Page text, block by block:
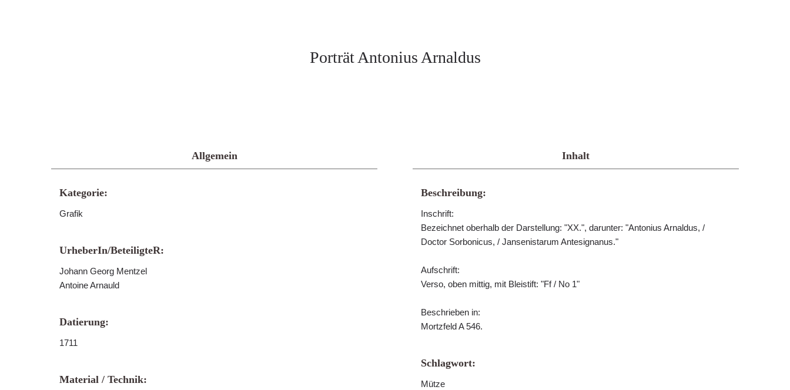
Porträt Antonius Arnaldus
Allgemein
Kategorie:
Grafik
UrheberIn/BeteiligteR:
Johann Georg Mentzel
Antoine Arnauld
Datierung:
1711
Material / Technik:
Inhalt
Beschreibung:
Inschrift:
Bezeichnet oberhalb der Darstellung: "XX.", darunter: "Antonius Arnaldus, /
Doctor Sorbonicus, / Jansenistarum Antesignanus."
Aufschrift:
Verso, oben mittig, mit Bleistift: "Ff / No 1"
Beschrieben in:
Mortzfeld A 546.
Schlagwort:
Mütze